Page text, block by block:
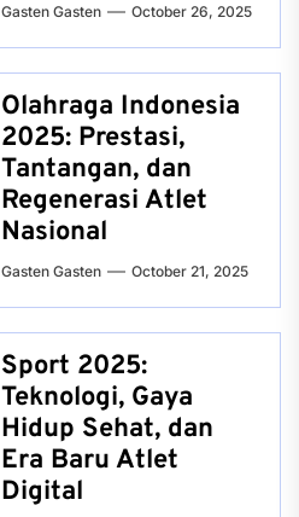
Gasten Gasten October 26, 2025
Olahraga Indonesia
2025: Prestasi,
Tantangan, dan
Regenerasi Atlet
Nasional
Gasten Gasten October 21, 2025
Sport 2025:
Teknologi, Gaya
Hidup Sehat, dan
Era Baru Atlet
Digital